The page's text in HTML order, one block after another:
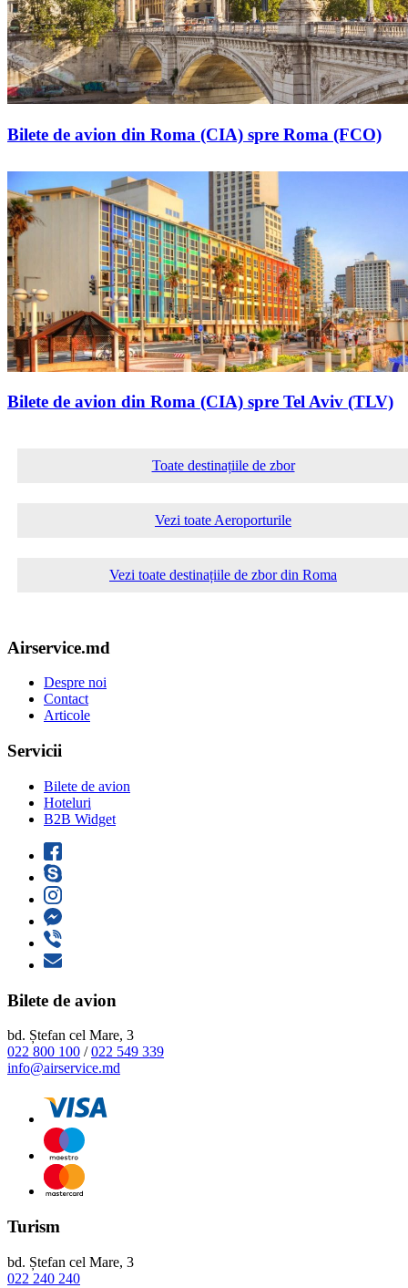
Bilete de avion din Roma (CIA) spre Roma (FCO)
Bilete de avion din Roma (CIA) spre Tel Aviv (TLV)
Toate destinațiile de zbor
Vezi toate Aeroporturile
Vezi toate destinațiile de zbor din Roma
Airservice.md
Despre noi
Contact
Articole
Servicii
Bilete de avion
Hoteluri
B2B Widget
Bilete de avion
bd. Ștefan cel Mare, 3
022 800 100 /022 549 339
info@airservice.md
Turism
bd. Ștefan cel Mare, 3
022 240 240